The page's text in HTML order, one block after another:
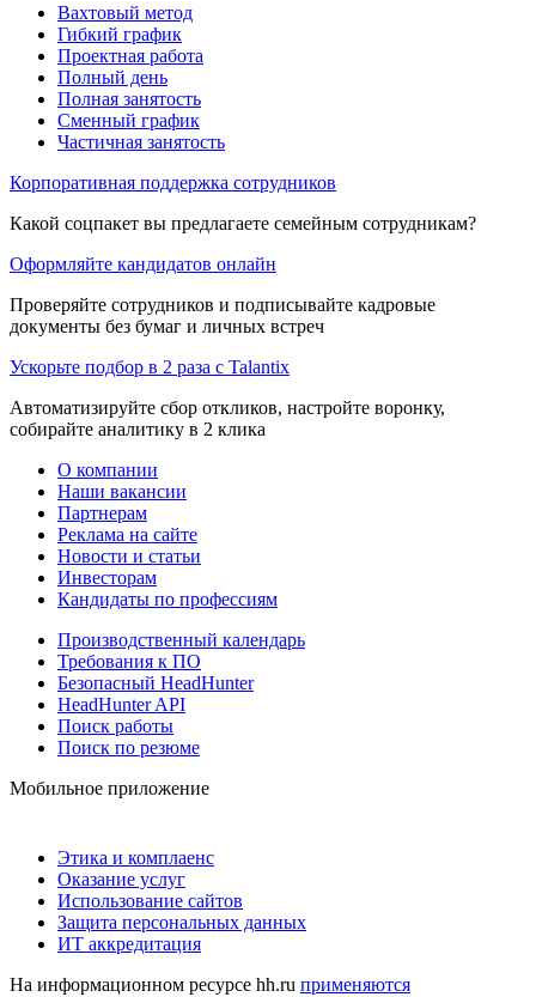
Вахтовый метод
Гибкий график
Проектная работа
Полный день
Полная занятость
Сменный график
Частичная занятость
Корпоративная поддержка сотрудников
Какой соцпакет вы предлагаете семейным сотрудникам?
Оформляйте кандидатов онлайн
Проверяйте сотрудников и подписывайте кадровые
документы без бумаг и личных встреч
Ускорьте подбор в 2 раза с Talantix
Автоматизируйте сбор откликов, настройте воронку,
собирайте аналитику в 2 клика
О компании
Наши вакансии
Партнерам
Реклама на сайте
Новости и статьи
Инвесторам
Кандидаты по профессиям
Производственный календарь
Требования к ПО
Безопасный HeadHunter
HeadHunter API
Поиск работы
Поиск по резюме
Мобильное приложение
Этика и комплаенс
Оказание услуг
Использование сайтов
Защита персональных данных
ИТ аккредитация
На информационном ресурсе hh.ru применяются